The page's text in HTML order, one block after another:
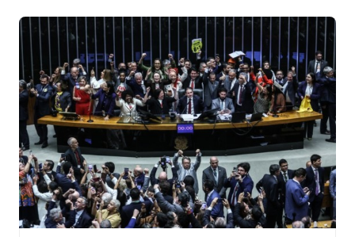
escolha dos deputados e senadores que mais se
destacaram no […]